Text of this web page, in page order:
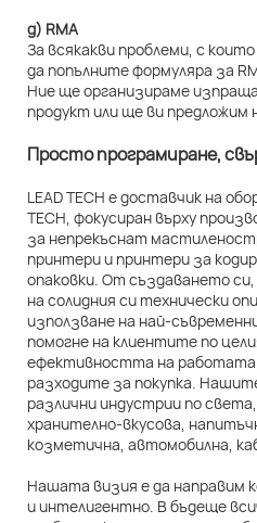
д) RMA
За всякакви проблеми, с
да попълните формуляра за
Ние ще организираме
продукт или ще ви
Просто програмиране,
LEAD TECH е доставчик на
TECH, фокусиран върху
за непрекъснат
принтери и принтери за
опаковки. От създаването си,
на солидния си технически
използване на най-
помогне на клиентите по
ефективността на работата
разходите за покупка.
различни индустрии по
хранително-вкусова,
козметична, автомобилна,
Нашата визия е да направим
и интелигентно. В бъдеще